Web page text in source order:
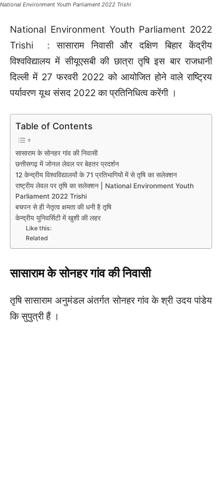
National Environment Youth Parliament 2022 Trishi
National Environment Youth Parliament 2022
Trishi : सासाराम निवासी और दक्षिण बिहार केंद्रीय
विश्वविद्यालय में सीयूएसबी की छात्रा तृषि इस बार राजधानी
दिल्ली में 27 फरवरी 2022 को आयोजित होने वाले राष्ट्रिय
पर्यावरण यूथ संसद 2022 का प्रतिनिधित्व करेंगी ।
Table of Contents
सासाराम के सोनहर गांव की निवासी
छत्तीसगढ़ में जोनल लेवल पर बेहतर प्रदर्शन
12 केन्द्रीय विश्वविद्यालयों के 71 प्रतिभागियों में से तृषि का सलेक्शन
राष्ट्रीय लेवल पर तृषि का सलेक्शन | National Environment Youth
Parliament 2022 Trishi
बचपन से ही नेतृत्व क्षमता की धनी है तृषि
केन्द्रीय युनिवर्सिटी में खुशी की लहर
Like this:
Related
सासाराम के सोनहर गांव की निवासी
तृषि सासाराम अनुमंडल अंतर्गत सोनहर गांव के श्री उदय पांडेय
कि सुपुत्री हैं ।